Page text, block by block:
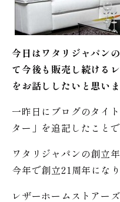
今日はワタリジャパン
て今後も販売し続ける
をお話ししたいと思いま
一昨日にブログのタイ
ター」を追記したこと
ワタリジャパンの創立
今年で創立21周年になり
レザーホームストアー